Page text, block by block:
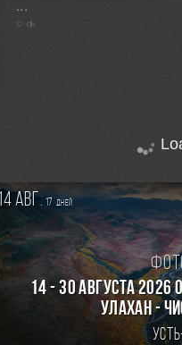
...
© dk
14 авг. 17 дней
14 - 30 августа 2026
Улахан -